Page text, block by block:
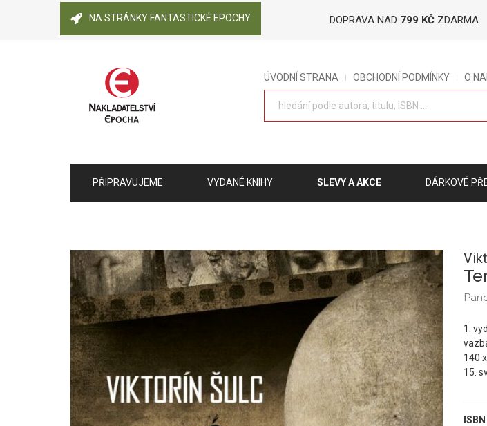
NA STRÁNKY FANTASTICKÉ EPOCHY DOPRAVA NAD 799 KČ ZDARMA
ÚVODNÍ STRANA OBCHODNÍ PODMÍNKY O
PŘIPRAVUJEME VYDANÉ KNIHY SLEVY A AKCE DÁRKOVÉ
1.
140
15.